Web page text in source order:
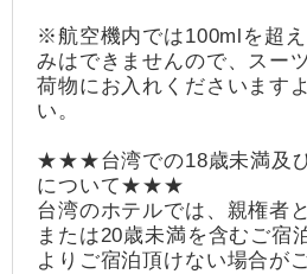
※航空機内では100mlを超
みはできませんので、スー
荷物にお入れくださいます
い。
★★★台湾での18歳未満及
について★★★
台湾のホテルでは、親権者
または20歳未満を含むご宿
よりご宿泊頂けない場合が